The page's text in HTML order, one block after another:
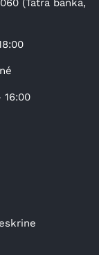
16:00